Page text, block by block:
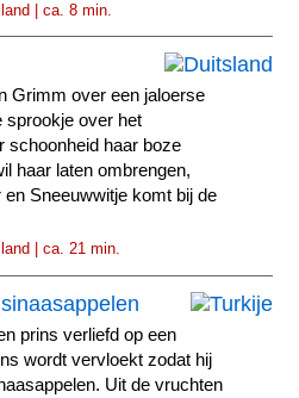
| ca. 8 min.
Grimm over een jaloerse
sprookje over het
schoonheid haar boze
haar laten ombrengen,
Sneeuwwitje komt bij de
| ca. 21 min.
prins verliefd op een
wordt vervloekt zodat hij
Uit de vruchten